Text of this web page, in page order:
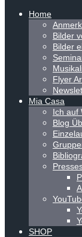
Home
Bilder
Bilder
Flyer
Mia Casa
Ich auf
Blog
SHOP